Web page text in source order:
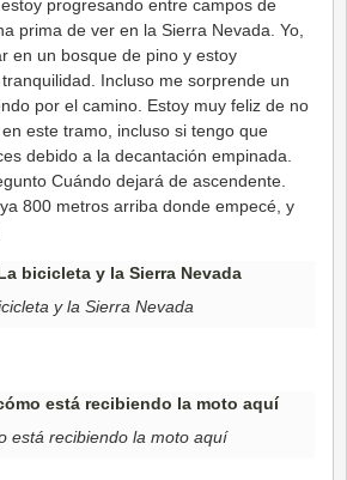
progresando entre campos de
prima de ver en la Sierra Nevada. Yo,
en un bosque de pino y estoy
Incluso me sorprende un
por el camino. Estoy muy feliz de no
este tramo, incluso si tengo que
debido a la decantación empinada.
Cuándo dejará de ascendente.
800 metros arriba donde empecé, y
y la Sierra Nevada
está recibiendo la moto aquí